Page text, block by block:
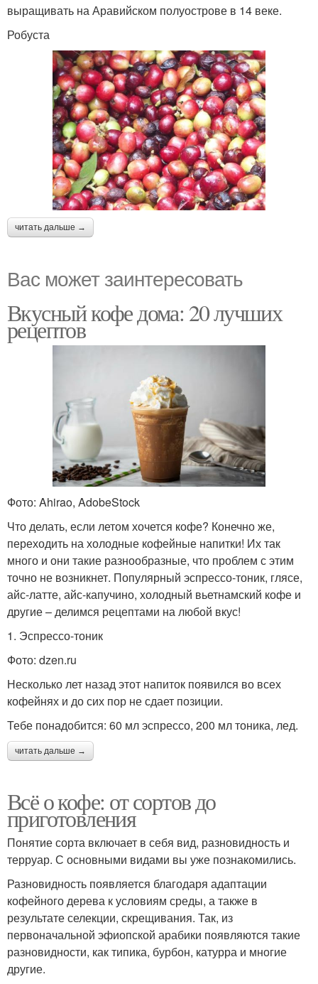
выращивать на Аравийском полуострове в 14 веке.
Робуста
читать дальше →
Вас может заинтересовать
Вкусный кофе дома: 20 лучших
рецептов
Фото: Ahirao, AdobeStock
Что делать, если летом хочется кофе? Конечно же,
переходить на холодные кофейные напитки! Их так
много и они такие разнообразные, что проблем с этим
точно не возникнет. Популярный эспрессо-тоник, глясе,
айс-латте, айс-капучино, холодный вьетнамский кофе и
другие – делимся рецептами на любой вкус!
1. Эспрессо-тоник
Фото: dzen.ru
Несколько лет назад этот напиток появился во всех
кофейнях и до сих пор не сдает позиции.
Тебе понадобится: 60 мл эспрессо, 200 мл тоника, лед.
читать дальше →
Всё о кофе: от сортов до
приготовления
Понятие сорта включает в себя вид, разновидность и
терруар. С основными видами вы уже познакомились.
Разновидность появляется благодаря адаптации
кофейного дерева к условиям среды, а также в
результате селекции, скрещивания. Так, из
первоначальной эфиопской арабики появляются такие
разновидности, как типика, бурбон, катурра и многие
другие.